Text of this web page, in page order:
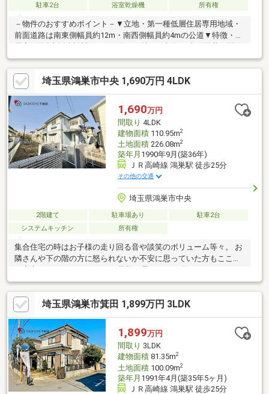
駐車2台
浴室乾燥機 所有権
－物件のおすすめポイント－▼立地・第一種低層住居専用地域・
前面道路は南東側幅員約12m・南西側幅員約4mの公道▼特徴・全
感のある空間・お料理中も会話が弾む対面式キッチン・主寝室は
約7.7帖、WIC付・2階ホールには室内物干しを設置・南西向きバ
ルコニー有・駐車スペース並列2台分有(車種による)▼設備・浄水
器／食洗機・浴室乾燥機▼周辺環境・ひばり野中央公園 徒歩3分
(約200m)■ ご希望の住まい探しをお手伝いします
━━━━━・・・物件の詳細・ご相談はお気軽にお問い合わせく
ださい。
埼玉県鴻巣市中央 1,690万円 4LDK
1,690万円
間取り 4LDK
建物面積110.95m2
土地面積226.08m2
築年月 1990年9月(築36年)
ＪＲ高崎線 鴻巣駅 徒歩25分
その他の交通
埼玉県鴻巣市中央
2階建て 駐車場あり
駐車2台
システムキッチン
所有権
集合住宅の時はお子様の走り回る音や談笑のボリューム等々。 お
隣さんや下の階の方に怒られないか不安に思っていた方もここな
か？【弊社では以下の５つをお客様にお約束いたします】1.物件
の善し悪しは全て正直にお話しします。2.無理な売り込みや契約
の催促、突然の訪問等、しつこい営業は一切行いません。3.契約
したら終わりではなくお引き渡し後、お引越し後もお客様のパー
トナーであること。4.ウソやおとり広告は一切使いません。(デー
タ更新は迅速に行います。）5.お客様の個人情報は細心の注意を
払って取り扱いします。
埼玉県鴻巣市箕田 1,899万円 3LDK
1,899万円
間取り 3LDK
建物面積81.35m2
土地面積100.09m2
築年月 1991年4月(築35年5ヶ月)
ＪＲ高崎線 鴻巣駅 徒歩25分